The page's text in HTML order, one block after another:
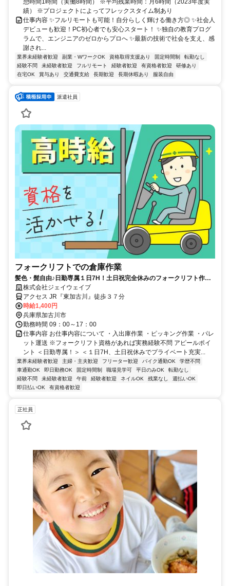
憩時間1時間（実働8時間） ※平均残業時間：月6時間（2023年度実
績） ※プロジェクトによってフレックスタイム制あり
仕事内容 ✨フルリモートも可能！自分らしく輝ける働き方◎ ✨社会人
デビューも歓迎！PC初心者でも安心スタート！ ✨独自の教育プログ
ラムで、エンジニアのゼロからプロへ ✨最新の技術で社会を支え、感
謝され...
業界未経験者歓迎 副業・WワークOK 資格取得支援あり 固定時間制
転勤なし
経験不問
未経験者歓迎 フルリモート 経験者歓迎 有資格者歓迎
研修あり
在宅OK
賞与あり 交通費支給 長期歓迎 長期休暇あり 服装自由
派遣社員
フォークリフトでの倉庫作業
髪色・髭自由♪日勤専属１日7H！土日祝完全休みのフォークリフト作
業！株式会社ジェイウェイブ
アクセス JR『東加古川』徒歩３７分
時給1,400円
兵庫県加古川市
勤務時間 09：00～17：00
仕事内容 お仕事内容について ・入出庫作業 ・ピッキング作業 ・パレ
ット運送 ※フォークリフト資格があれば実務経験不問 アピールポイ
ント ＜日勤専属！＞ ＜１日7H、土日祝休みでプライベート充実...
業界未経験者歓迎 主婦・主夫歓迎 フリーター歓迎 バイク通勤OK
学歴不問
車通勤OK
即日勤務OK 固定時間制 職場見学可 平日のみOK
転勤なし
経験不問
未経験者歓迎 午前 経験者歓迎 ネイルOK 残業なし
週払いOK
即日払いOK
有資格者歓迎
正社員